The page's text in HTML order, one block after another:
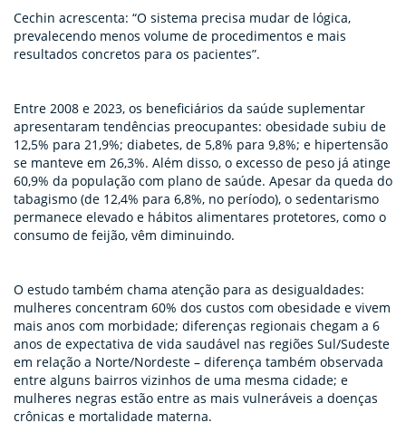
Cechin acrescenta: “O sistema precisa mudar de lógica,
prevalecendo menos volume de procedimentos e mais
resultados concretos para os pacientes”.
Entre 2008 e 2023, os beneficiários da saúde suplementar
apresentaram tendências preocupantes: obesidade subiu de
12,5% para 21,9%; diabetes, de 5,8% para 9,8%; e hipertensão
se manteve em 26,3%. Além disso, o excesso de peso já atinge
60,9% da população com plano de saúde. Apesar da queda do
tabagismo (de 12,4% para 6,8%, no período), o sedentarismo
permanece elevado e hábitos alimentares protetores, como o
consumo de feijão, vêm diminuindo.
O estudo também chama atenção para as desigualdades:
mulheres concentram 60% dos custos com obesidade e vivem
mais anos com morbidade; diferenças regionais chegam a 6
anos de expectativa de vida saudável nas regiões Sul/Sudeste
em relação a Norte/Nordeste – diferença também observada
entre alguns bairros vizinhos de uma mesma cidade; e
mulheres negras estão entre as mais vulneráveis a doenças
crônicas e mortalidade materna.